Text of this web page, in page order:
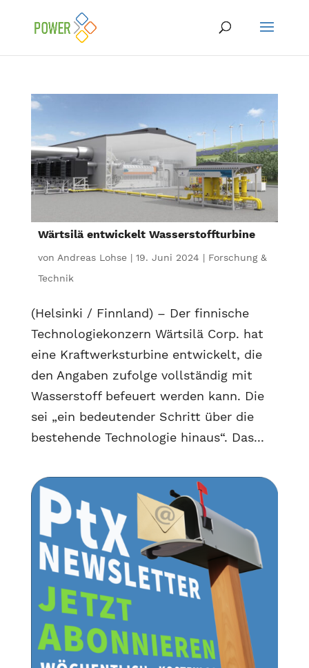
Wärtsilä entwickelt Wasserstoffturbine
von Andreas Lohse| 19. Juni 2024 | Forschung &
Technik
(Helsinki / Finnland) – Der finnische
Technologiekonzern Wärtsilä Corp. hat
eine Kraftwerksturbine entwickelt, die
den Angaben zufolge vollständig mit
Wasserstoff befeuert werden kann. Die
sei „ein bedeutender Schritt über die
bestehende Technologie hinaus“. Das...